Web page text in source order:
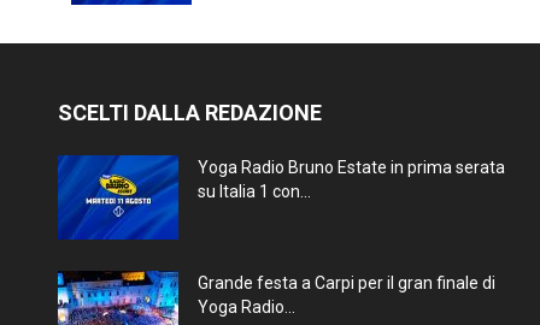
SCELTI DALLA REDAZIONE
Yoga Radio Bruno Estate in prima serata
su Italia 1 con...
Grande festa a Carpi per il gran finale di
Yoga Radio...